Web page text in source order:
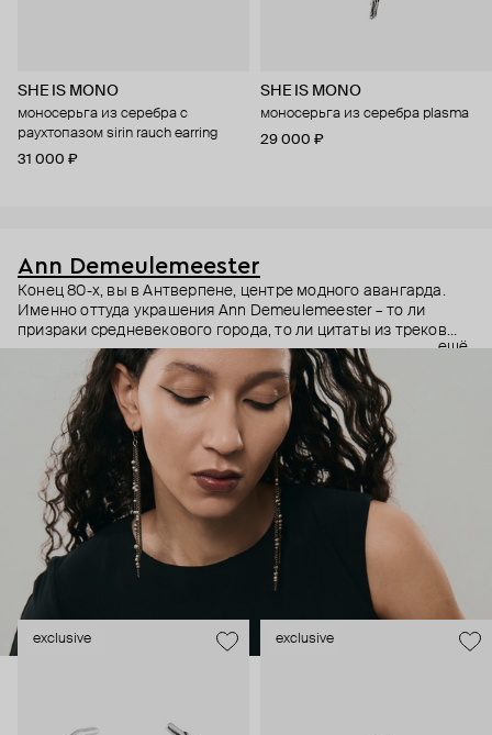
SHE IS MONO
моносерьга из серебра с
раухтопазом sirin rauch earring
31 000 ₽
SHE IS MONO
моносерьга из серебра plasma
29 000 ₽
Ann Demeulemeester
Конец 80-х, вы в Антверпене, центре модного авангарда.
Именно оттуда украшения Ann Demeulemeester – то ли
призраки средневекового города, то ли цитаты из треков
Патти Смит в брутальных формах. Анн Демельмейстер –
одна из звезд «Антверпенской шестерки», которая сделала
готику поэтичной, а деконструкцию увлекательной.
Дизайнер использует игру света на потертом серебре,
винтажную фактуру и архитектурные силуэты,
чередующиеся с ее любовью к тяжелому року.
ещё
exclusive exclusive